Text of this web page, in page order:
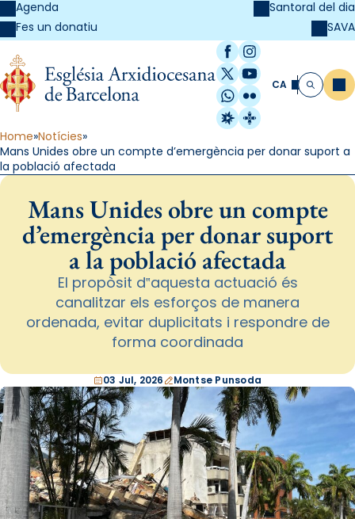
Agenda
Fes un donatiu
Santoral del dia
SAVA
Facebook
Instagram
X / Twitter
YouTube
WhatsApp
Flickr
Radio Estel
Catalunya
CA Cerca
Home Notícies
Mans Unides obre un compte d’emergència per donar suport a
la població afectada
Mans Unides obre un compte
d’emergència per donar suport
a la població afectada
El propòsit d‟aquesta actuació és
canalitzar els esforços de manera
ordenada, evitar duplicitats i respondre de
forma coordinada
03 Jul, 2026 Montse Punsoda